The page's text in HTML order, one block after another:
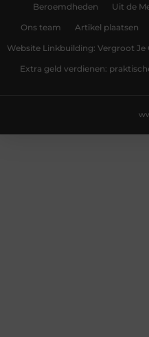
Beroemdheden Uit de
Ons team Artikel plaatsen
Website Linkbuilding: Vergroot
Extra geld verdienen: